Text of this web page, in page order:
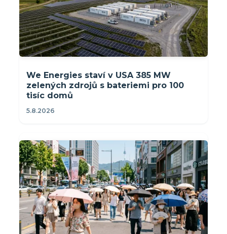
We Energies staví v USA 385 MW
zelených zdrojů s bateriemi pro 100
tisíc domů
5.8.2026